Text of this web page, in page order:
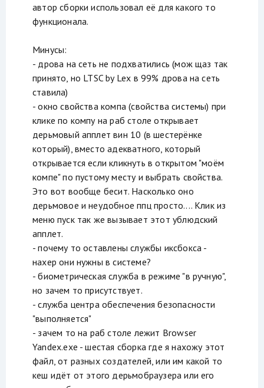
автор сборки использовал её для какого то
функционала.
Минусы:
- дрова на сеть не подхватились (мож щаз так
принято, но LTSC by Lex в 99% дрова на сеть
ставила)
- окно свойства компа (свойства системы) при
клике по компу на раб столе открывает
дерьмовый апплет вин 10 (в шестерёнке
который), вместо адекватного, который
открывается если кликнуть в открытом "моём
компе" по пустому месту и выбрать свойства.
Это вот вообще бесит. Насколько оно
дерьмовое и неудобное ппц просто.... Клик из
меню пуск так же вызывает этот ублюдский
апплет.
- почему то оставлены службы иксбокса -
нахер они нужны в системе?
- биометрическая служба в режиме "в ручную",
но зачем то присутствует.
- служба центра обеспечения безопасности
"выполняется"
- зачем то на раб столе лежит Browser
Yandex.exe - шестая сборка где я нахожу этот
файл, от разных создателей, или им какой то
кеш идёт от этого дерьмобраузера или его